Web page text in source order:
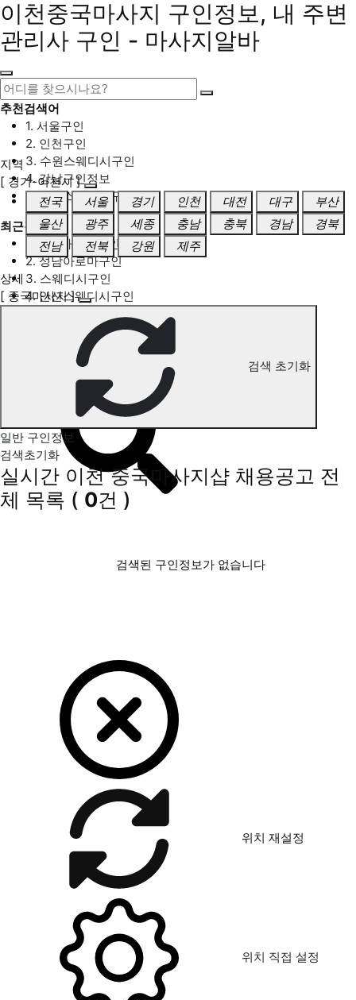
이천중국마사지 구인정보, 내 주변
관리사 구인 - 마사지알바
추천검색어
1. 서울구인
2. 인천구인
3. 수원스웨디시구인
4. 강남구인정보
5. 동탄스웨디시구인
최근검색어
1. 일산마사지구인
2. 성남아로마구인
3. 스웨디시구인
4. 안산스웨디시구인
이천 중국마사지 구인정보
지역
[ 경기-이천시 ]
전국
서울 경기 인천 대전 대구
부산
울산
광주 세종 충남 충북 경남
경북
전남
전북 강원 제주
상세
[ 중국마사지 ]
검색 초기화
일반 구인정보
검색초기화
실시간 이천 중국마사지샵 채용공고 전
체 목록 ( 0건 )
검색된 구인정보가 없습니다
위치 재설정
위치 직접 설정